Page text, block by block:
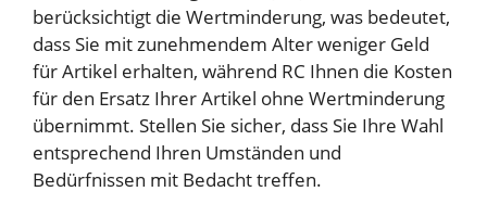
berücksichtigt die Wertminderung, was bedeutet,
dass Sie mit zunehmendem Alter weniger Geld
für Artikel erhalten, während RC Ihnen die Kosten
für den Ersatz Ihrer Artikel ohne Wertminderung
übernimmt. Stellen Sie sicher, dass Sie Ihre Wahl
entsprechend Ihren Umständen und
Bedürfnissen mit Bedacht treffen.